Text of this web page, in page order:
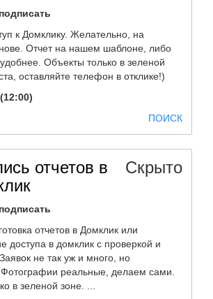
к Домклику. Желательно, на
Отчет на нашем шаблоне, либо
Объекты только в зеленой
оставляйте телефон в отклике!)
ПОИСК
отчетов в
Скрыто
отчетов в Домклик или
доступа в домклик с проверкой и
не так уж и много, но
Фотографии реальные, делаем сами.
в зеленой зоне. ...